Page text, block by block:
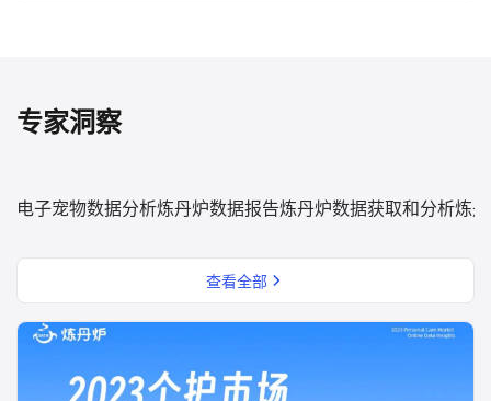
专家洞察
电子宠物数据分析炼丹炉数据报告炼丹炉数据获取和分析炼
查看全部